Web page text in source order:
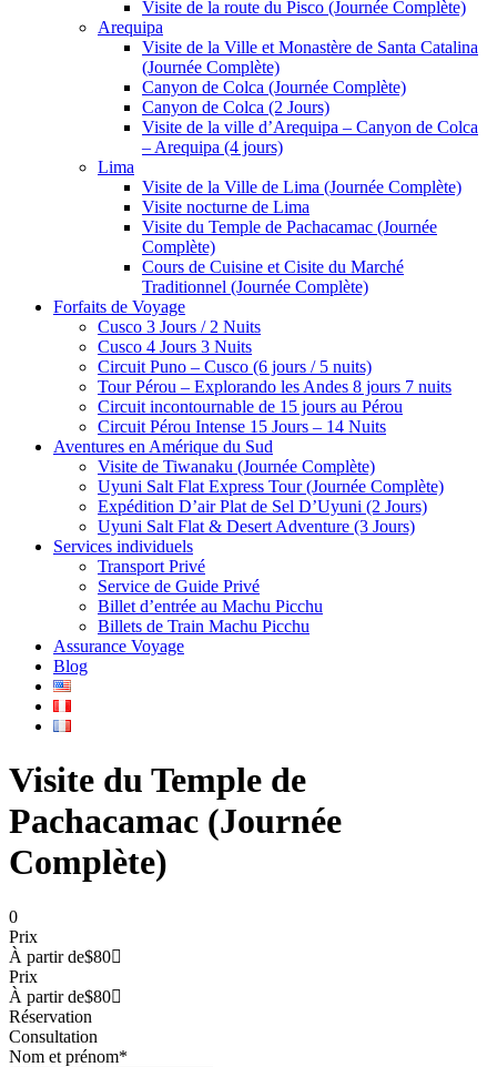
Visite de la route du Pisco (Journée Complète)
Arequipa
Visite de la Ville et Monastère de Santa Catalina
(Journée Complète)
Canyon de Colca (Journée Complète)
Canyon de Colca (2 Jours)
Visite de la ville d’Arequipa – Canyon de Colca
– Arequipa (4 jours)
Lima
Visite de la Ville de Lima (Journée Complète)
Visite nocturne de Lima
Visite du Temple de Pachacamac (Journée
Complète)
Cours de Cuisine et Cisite du Marché
Traditionnel (Journée Complète)
Forfaits de Voyage
Cusco 3 Jours / 2 Nuits
Cusco 4 Jours 3 Nuits
Circuit Puno – Cusco (6 jours / 5 nuits)
Tour Pérou – Explorando les Andes 8 jours 7 nuits
Circuit incontournable de 15 jours au Pérou
Circuit Pérou Intense 15 Jours – 14 Nuits
Aventures en Amérique du Sud
Visite de Tiwanaku (Journée Complète)
Uyuni Salt Flat Express Tour (Journée Complète)
Expédition D’air Plat de Sel D’Uyuni (2 Jours)
Uyuni Salt Flat & Desert Adventure (3 Jours)
Services individuels
Transport Privé
Service de Guide Privé
Billet d’entrée au Machu Picchu
Billets de Train Machu Picchu
Assurance Voyage
Blog
Visite du Temple de
Pachacamac (Journée
Complète)
0
Prix
À partir de$80
Prix
À partir de$80
Réservation
Consultation
Nom et prénom*